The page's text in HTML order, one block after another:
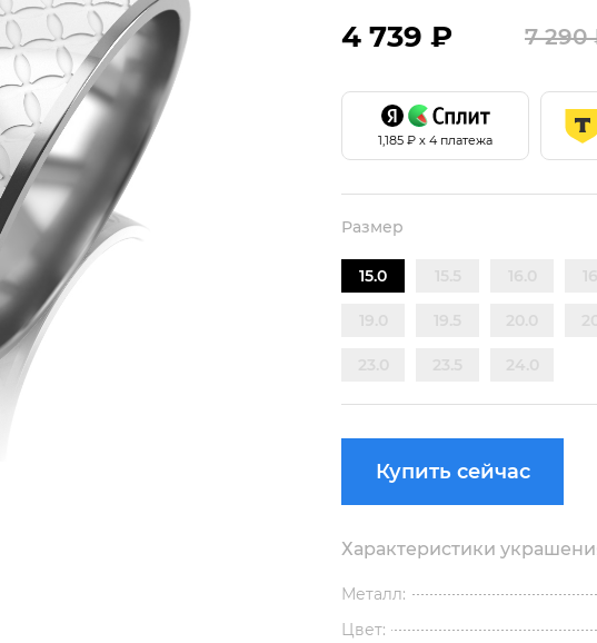
4 739 ₽ 7 290
1,185 ₽ х 4 платежа
Размер
15.0
Купить сейчас
Характеристики
Металл:
Цвет: